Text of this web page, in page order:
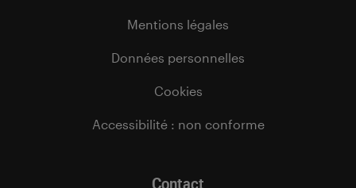
Mentions légales
Données personnelles
Cookies
Accessibilité : non conforme
Contact